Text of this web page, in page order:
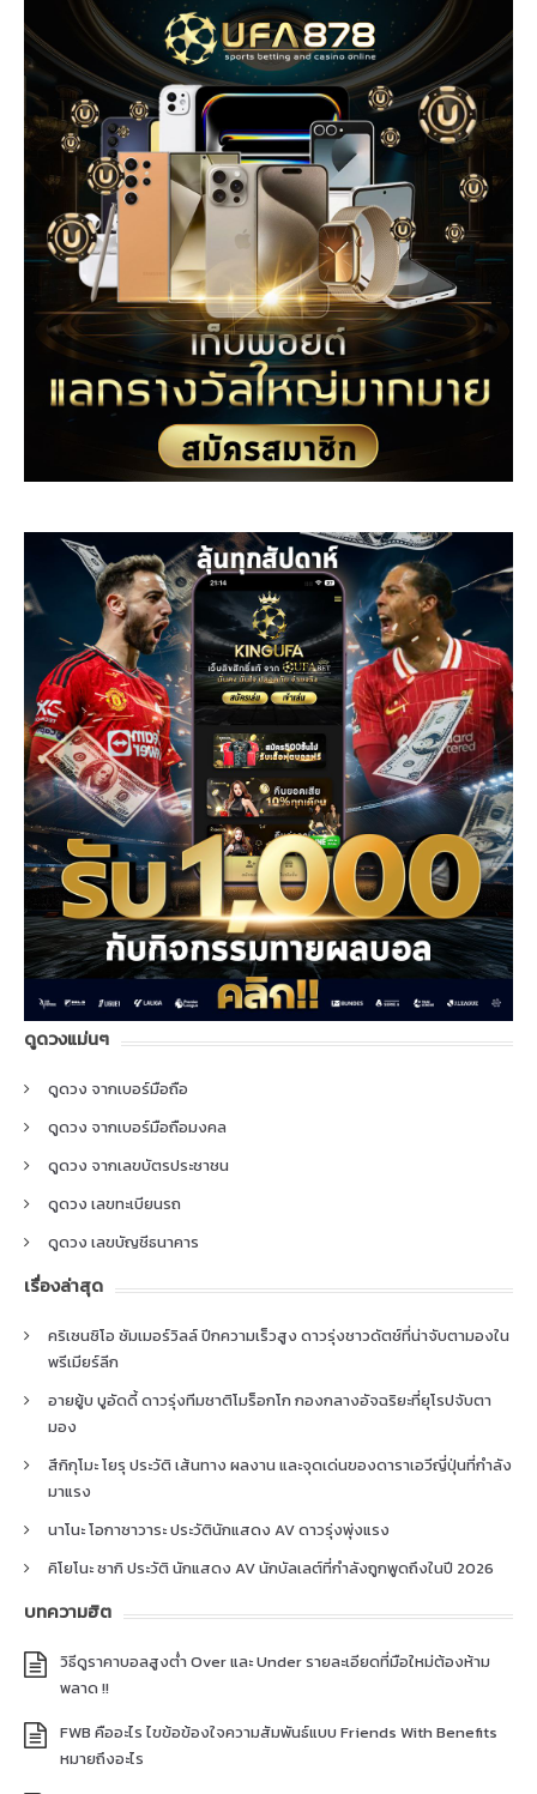
ดูดวงแม่นๆ
ดูดวง จากเบอร์มือถือ
ดูดวง จากเบอร์มือถือมงคล
ดูดวง จากเลขบัตรประชาชน
ดูดวง เลขทะเบียนรถ
ดูดวง เลขบัญชีธนาคาร
เรื่องล่าสุด
คริเซนซิโอ ซัมเมอร์วิลล์ ปีกความเร็วสูง ดาวรุ่งชาวดัตช์ที่น่าจับตามองใน
พรีเมียร์ลีก
อายยู้บ บูอัดดี้ ดาวรุ่งทีมชาติโมร็อกโก กองกลางอัจฉริยะที่ยุโรปจับตา
มอง
สึกิกุโมะ โยรุ ประวัติ เส้นทาง ผลงาน และจุดเด่นของดาราเอวีญี่ปุ่นที่กำลัง
มาแรง
นาโนะ โอกาซาวาระ ประวัตินักแสดง AV ดาวรุ่งพุ่งแรง
คิโยโนะ ซากิ ประวัติ นักแสดง AV นักบัลเลต์ที่กำลังถูกพูดถึงในปี 2026
บทความฮิต
วิธีดูราคาบอลสูงต่ำ Over และ Under รายละเอียดที่มือใหม่ต้องห้าม
พลาด !!
FWB คืออะไร ไขข้อข้องใจความสัมพันธ์แบบ Friends With Benefits
หมายถึงอะไร